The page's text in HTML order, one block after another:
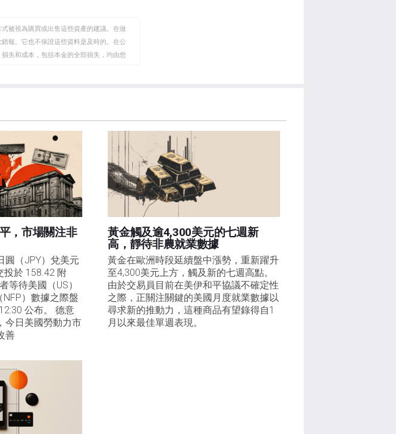
被視為購買或出售這些資產的建議。在做
報。它也不保證這些資料是及時的。在公
失和成本，包括本金的全部損失，均由您
和作者將不承擔任何錯誤，遺漏或任何損
問，本文內容無意提供任何投資建議。
，市場關注非
圓（JPY）兌美元
投於 158.42 附
等待美國（US）
）數據之際盤
公布。 德意
今日美國勞動力市
善
黃金觸及逾4,300美元的七週新
高，靜待非農就業數據
黃金在歐洲時段延續盤中漲勢，重新躍升
至4,300美元上方，觸及新的七週高點。
由於交易員目前在美伊和平協議不確定性
之際，正關注關鍵的美國月度就業數據以
尋求新的推動力，這種商品有望錄得自1
月以來最佳單週表現。